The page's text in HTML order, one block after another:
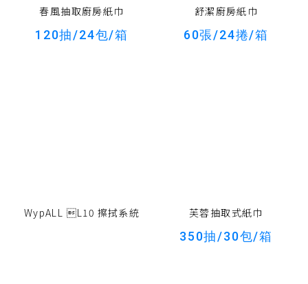
春風抽取廚房紙巾
120抽/24包/箱
舒潔廚房紙巾
60張/24捲/箱
WypALL L10 擦拭系統 芙蓉抽取式紙巾
350抽/30包/箱